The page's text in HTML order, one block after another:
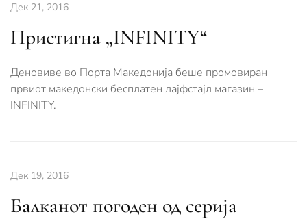
Дек 21, 2016
Пристигна „INFINITY“
Деновиве во Порта Македонија беше промовиран
првиот македонски бесплатен лајфстајл магазин –
INFINITY.
Дек 19, 2016
Балканот погоден од серија